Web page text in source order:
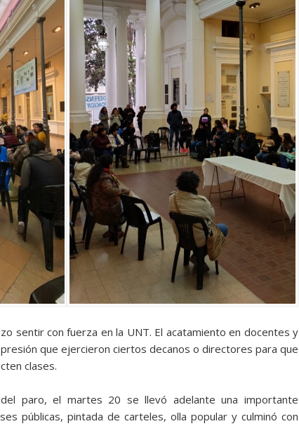
sentir con fuerza en la UNT. El acatamiento en docentes y
que ejercieron ciertos decanos o directores para que
clases.
paro, el martes 20 se llevó adelante una importante
públicas, pintada de carteles, olla popular y culminó con